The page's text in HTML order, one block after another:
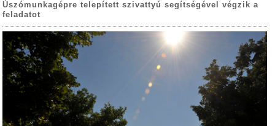
Úszómunkagépre telepített szivattyú segítségével végzik a
feladatot